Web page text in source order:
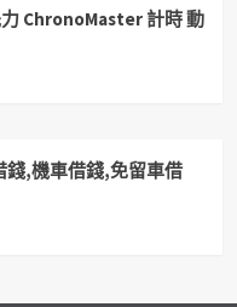
ChronoMaster 計時 動
,機車借錢,免留車借